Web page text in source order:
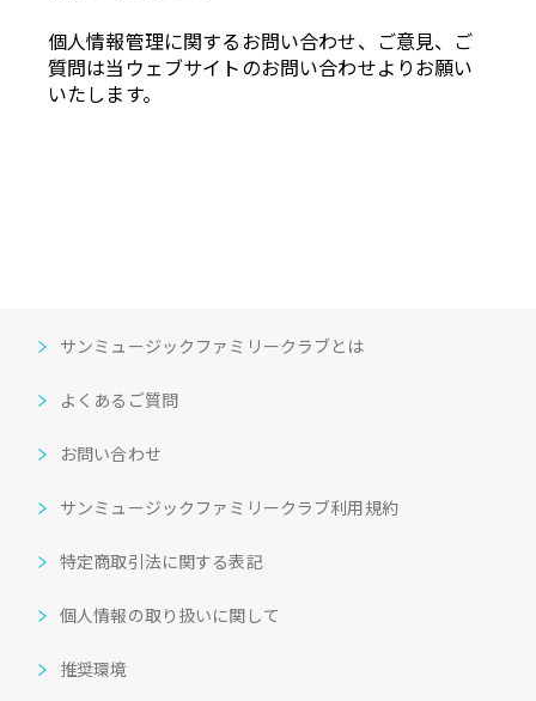
個人情報管理に関するお問い合わせ、ご意見、ご
質問は当ウェブサイトのお問い合わせよりお願い
いたします。
サンミュージックファミリークラブとは
よくあるご質問
お問い合わせ
サンミュージックファミリークラブ利用規約
特定商取引法に関する表記
個人情報の取り扱いに関して
推奨環境